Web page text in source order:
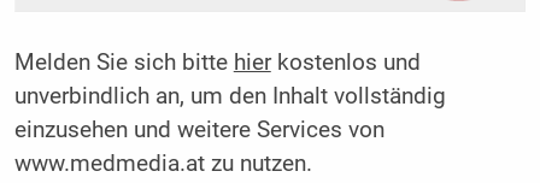
Melden Sie sich bitte hierkostenlos und
unverbindlich an, um den Inhalt vollständig
einzusehen und weitere Services von
www.medmedia.at zu nutzen.